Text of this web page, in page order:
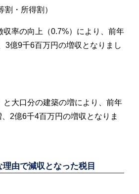
割・所得割）
収率の向上（0.7%）により、前年
3億9千6百万円の増収となりまし
と大口分の建築の増により、前年
2億6千4百万円の増収となりま
由で減収となった税目